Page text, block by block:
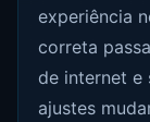
experiência
correta
de internet e
ajustes